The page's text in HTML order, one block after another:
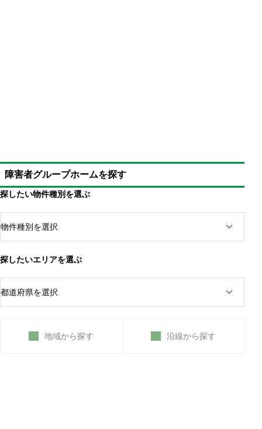
障害者グループホームを探す
探したい物件種別を選ぶ
探したいエリアを選ぶ
地域から探す 沿線から探す
家庭内暴力で家族は不幸になる
警察を呼び、精神科病院へ行く人は多い
解決策は障害者グループホームの利用
役所で障害福祉サービスに申し込む
強度行動障害・他害ありの受け入れ先を日本全国で